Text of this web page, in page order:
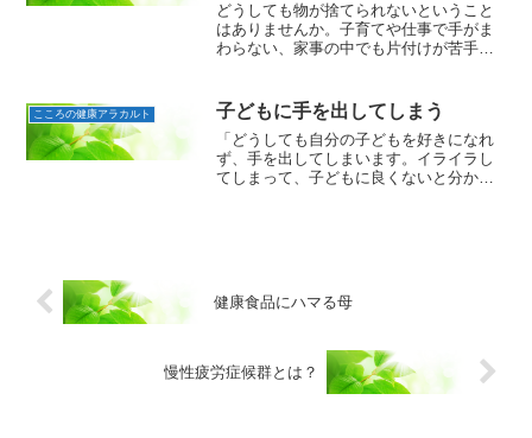
どうしても物が捨てられないということ
はありませんか。子育てや仕事で手がま
わらない、家事の中でも片付けが苦手と
かった経験があるので、自分の子供は構
ってあげたいと家事が後回...
こころの健康アラカルト 子どもに手を出してしまう
「どうしても自分の子どもを好きになれ
ず、手を出してしまいます。イライラし
てしまって、子どもに良くないと分かっ
健康食品にハマる母
慢性疲労症候群とは？